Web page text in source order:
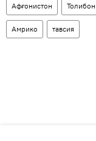
Афғонистон Толибон
Амрико тавсия